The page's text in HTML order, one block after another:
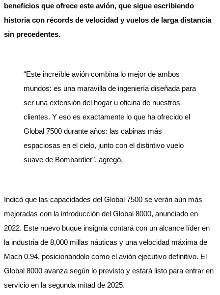
beneficios que ofrece este avión, que sigue escribiendo
historia con récords de velocidad y vuelos de larga distancia
sin precedentes.
“Este increíble avión combina lo mejor de ambos
mundos: es una maravilla de ingeniería diseñada para
ser una extensión del hogar u oficina de nuestros
clientes. Y eso es exactamente lo que ha ofrecido el
Global 7500 durante años: las cabinas más
espaciosas en el cielo, junto con el distintivo vuelo
suave de Bombardier”, agregó.
Indicó que las capacidades del Global 7500 se verán aún más
mejoradas con la introducción del Global 8000, anunciado en
2022. Este nuevo buque insignia contará con un alcance líder en
la industria de 8,000 millas náuticas y una velocidad máxima de
Mach 0.94, posicionándolo como el avión ejecutivo definitivo. El
Global 8000 avanza según lo previsto y estará listo para entrar en
servicio en la segunda mitad de 2025.